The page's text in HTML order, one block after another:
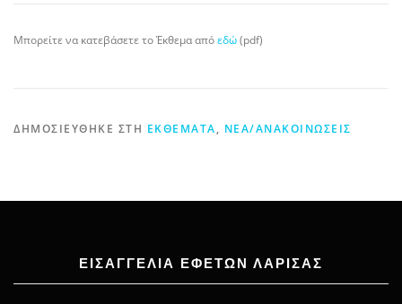
Μπορείτε να κατεβάσετε το Έκθεμα απόεδώ(pdf)
ΔΗΜΟΣΙΕΎΘΗΚΕ ΣΤΗ ΕΚΘΈΜΑΤΑ, ΝΈΑ/ΑΝΑΚΟΙΝΏΣΕΙΣ
ΕΙΣΑΓΓΕΛΊΑ ΕΦΕΤΏΝ ΛΆΡΙΣΑΣ